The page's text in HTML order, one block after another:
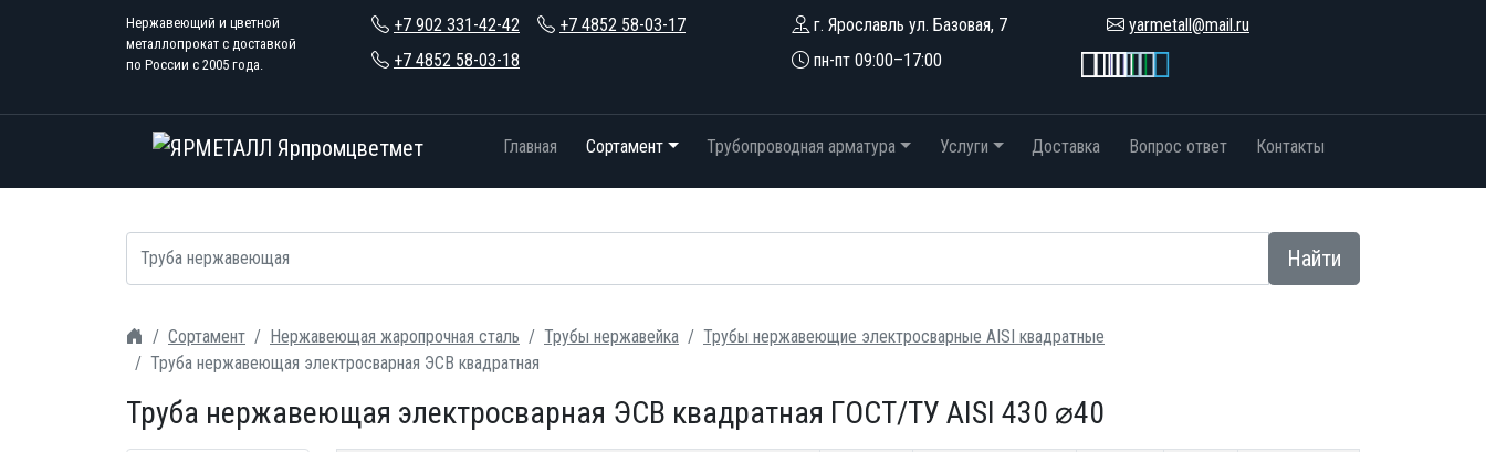
Нержавеющий и цветной
металлопрокат с доставкой
по России с 2005 года.
+7 902 331-42-42
+7 4852 58-03-17
+7 4852 58-03-18
г. Ярославль ул. Базовая, 7
пн-пт 09:00–17:00
yarmetall@mail.ru
Главная Сортамент Трубопроводная арматура Услуги Доставка Вопрос ответ Контакты
Найти
Сортамент Нержавеющая жаропрочная сталь Трубы нержавейка
Трубы нержавеющие электросварные AISI квадратные
Труба нержавеющая электросварная ЭСВ квадратная
Труба нержавеющая электросварная ЭСВ квадратная ГОСТ/ТУ AISI 430 ⌀40